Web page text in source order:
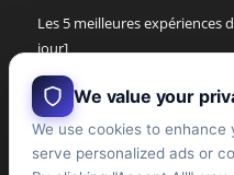
Les 5 meilleures expériences
jour]
Les 5 meilleures bottes
Les 5 meilleures bottes
We value your
We use cookies to enhance
serve personalized ads or